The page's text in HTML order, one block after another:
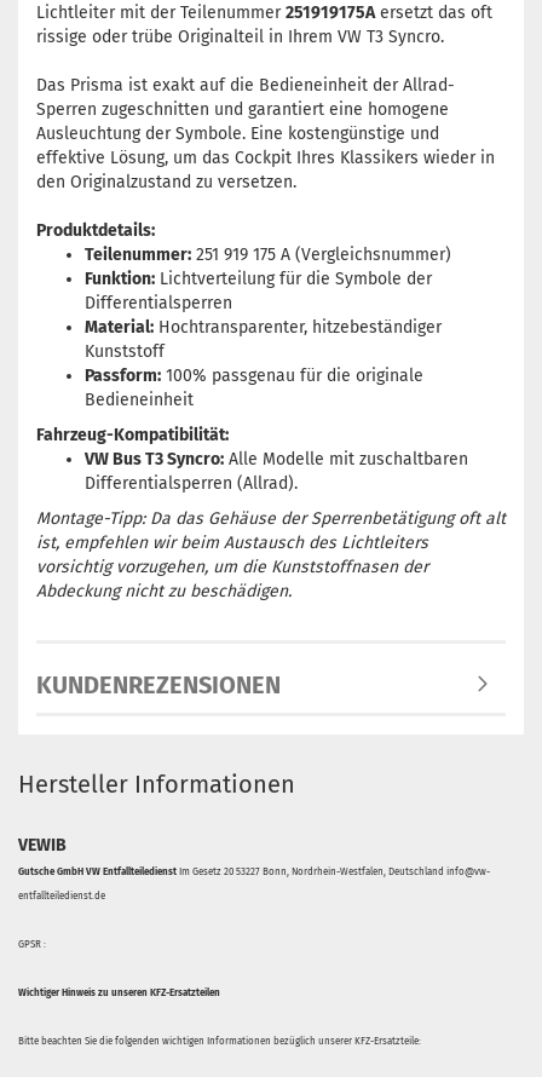
Lichtleiter mit der Teilenummer251919175Aersetzt das oft
rissige oder trübe Originalteil in Ihrem VW T3 Syncro.
Das Prisma ist exakt auf die Bedieneinheit der Allrad-
Sperren zugeschnitten und garantiert eine homogene
Ausleuchtung der Symbole. Eine kostengünstige und
effektive Lösung, um das Cockpit Ihres Klassikers wieder in
den Originalzustand zu versetzen.
Produktdetails:
Teilenummer: 251 919 175 A (Vergleichsnummer)
Funktion: Lichtverteilung für die Symbole der
Differentialsperren
Material: Hochtransparenter, hitzebeständiger
Kunststoff
Passform: 100% passgenau für die originale
Bedieneinheit
Fahrzeug-Kompatibilität:
VW Bus T3 Syncro: Alle Modelle mit zuschaltbaren
Differentialsperren (Allrad).
Montage-Tipp: Da das Gehäuse der Sperrenbetätigung oft alt
ist, empfehlen wir beim Austausch des Lichtleiters
vorsichtig vorzugehen, um die Kunststoffnasen der
Abdeckung nicht zu beschädigen.
KUNDENREZENSIONEN
Hersteller Informationen
VEWIB
Gutsche GmbH VW Entfallteiledienst Im Gesetz 20 53227 Bonn, Nordrhein-Westfalen, Deutschland info@vw-
entfallteiledienst.de
GPSR :
Wichtiger Hinweis zu unseren KFZ-Ersatzteilen
Bitte beachten Sie die folgenden wichtigen Informationen bezüglich unserer KFZ-Ersatzteile: